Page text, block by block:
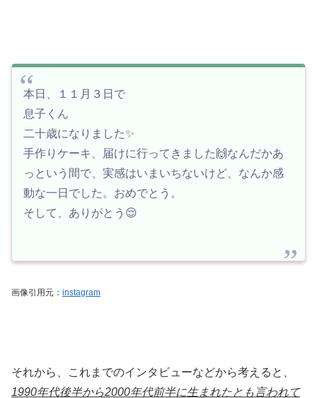
本日、１１月３日で
息子くん
二十歳になりました✨
手作りケーキ、届けに行ってきました🙌なんだかあ
っという間で、実感はいまいちないけど、なんか感
動な一日でした。おめでとう。
そして、ありがとう😌
画像引用元： instagram
それから、これまでのインタビューなどから考えると、
1990年代後半から2000年代前半に生まれたとも言われて